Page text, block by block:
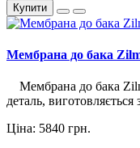
Купити
Мембрана до бака
Мембрана до бака
деталь, виготовляється
Ціна: 5840 грн.